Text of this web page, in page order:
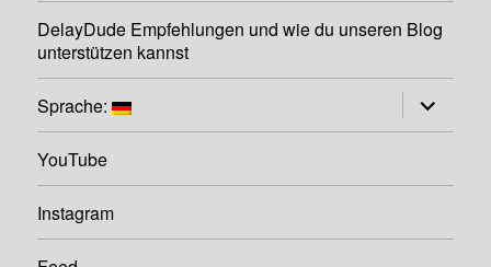
DelayDude Empfehlungen und wie du unseren Blog
unterstützen kannst
Sprache:
öffnen
YouTube
Instagram